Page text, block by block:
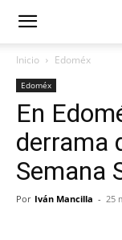
Inicio Edoméx
Edoméx
En
derrama
Semana
Por Iván Mancilla - 25